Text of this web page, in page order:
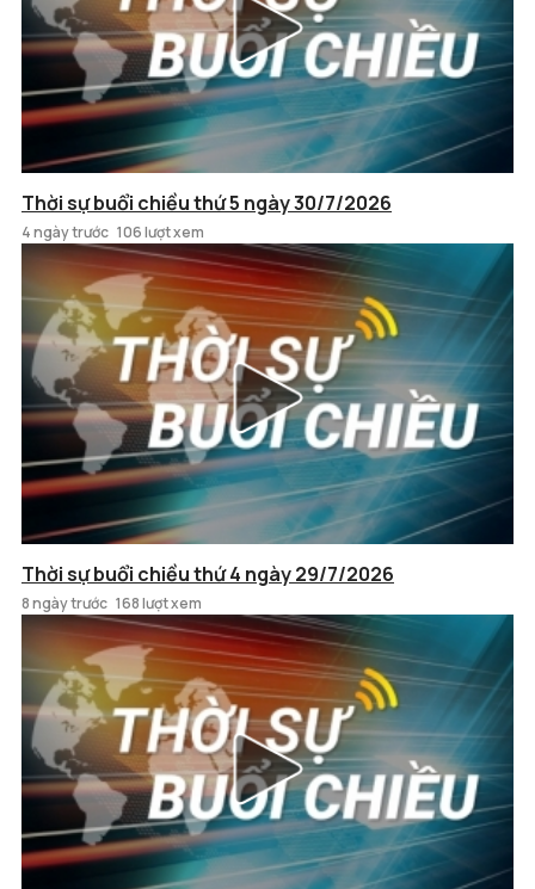
Thời sự buổi chiều thứ 5 ngày 30/7/2026
4 ngày trước 106 lượt xem
Thời sự buổi chiều thứ 4 ngày 29/7/2026
8 ngày trước 168 lượt xem